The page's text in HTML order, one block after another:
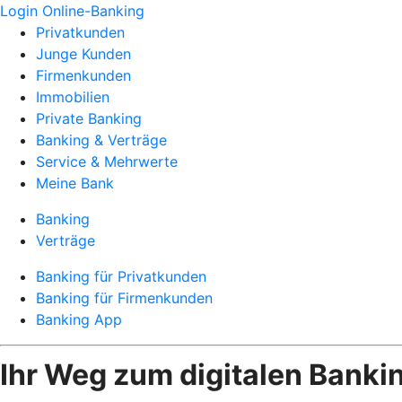
Login Online-Banking
Privatkunden
Junge Kunden
Firmenkunden
Immobilien
Private Banking
Banking & Verträge
Service & Mehrwerte
Meine Bank
Banking
Verträge
Banking für Privatkunden
Banking für Firmenkunden
Banking App
Ihr Weg zum digitalen